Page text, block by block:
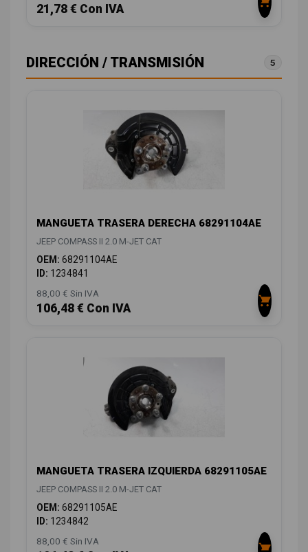
21,78 € Con IVA
DIRECCIÓN / TRANSMISIÓN 5
MANGUETA TRASERA DERECHA 68291104AE
JEEP COMPASS II 2.0 M-JET CAT
OEM: 68291104AE
ID: 1234841
88,00 € Sin IVA
106,48 € Con IVA
MANGUETA TRASERA IZQUIERDA 68291105AE
JEEP COMPASS II 2.0 M-JET CAT
OEM: 68291105AE
ID: 1234842
88,00 € Sin IVA